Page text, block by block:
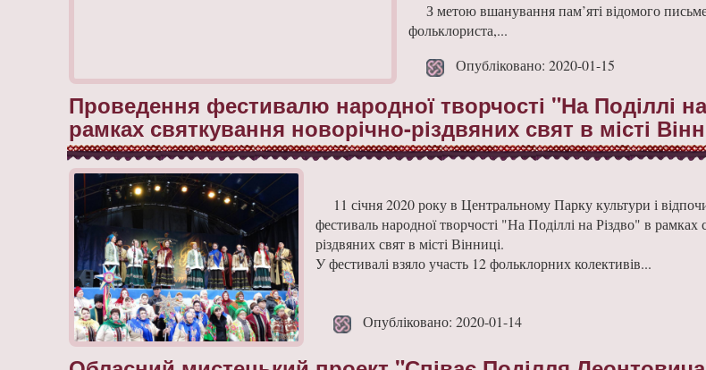
З метою вшанування пам’яті відомого
фольклориста,...
Опубліковано: 2020-01-15
Проведення фестивалю народної творчості "На Поділлі
рамках святкування новорічно-різдвяних свят в місті
11 січня 2020 року в Центральному Парку культури і
фестиваль народної творчості "На Поділлі на Різдво" в рамках
різдвяних свят в місті Вінниці.
У фестивалі взяло участь 12 фольклорних колективів...
Опубліковано: 2020-01-14